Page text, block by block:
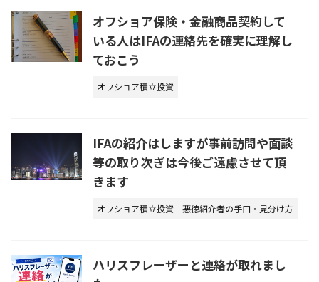
オフショア保険・金融商品契約して
いる人はIFAの連絡先を確実に理解し
ておこう
オフショア積立投資
IFAの紹介はしますが事前訪問や面談
等の取り次ぎは今後ご遠慮させて頂
きます
オフショア積立投資 悪徳紹介者の手口・見分け方
ハリスフレーザーと連絡が取れまし